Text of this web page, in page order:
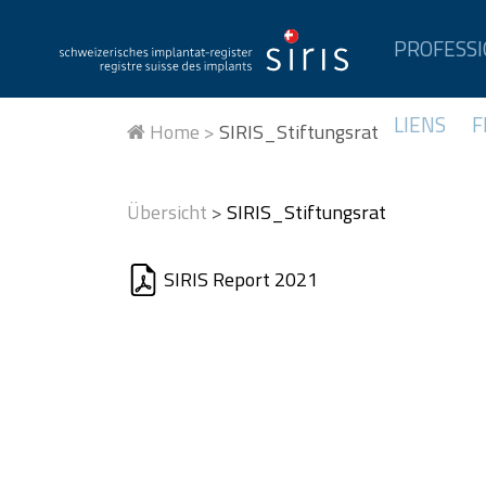
LIENS
Home >SIRIS_Stiftungsrat
Übersicht >SIRIS_Stiftungsrat
SIRIS Report 2021